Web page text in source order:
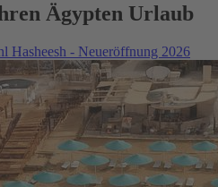
Ägypten Urlaub
Hasheesh - Neueröffnung 2026